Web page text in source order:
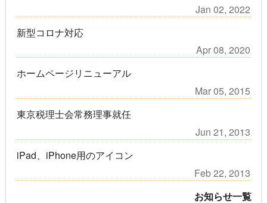
Jan 02, 2022
新型コロナ対応
Apr 08, 2020
ホームページリニューアル
Mar 05, 2015
東京税理士会常務理事就任
Jun 21, 2013
iPad、iPhone用のアイコン
Feb 22, 2013
お知らせ一覧